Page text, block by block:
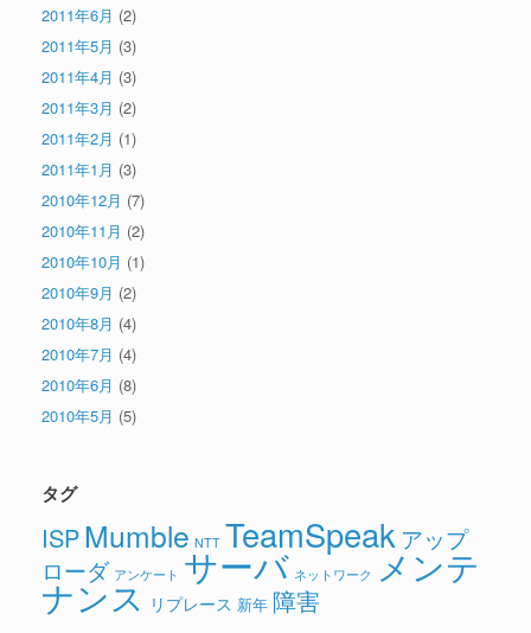
2011年6月 (2)
2011年5月 (3)
2011年4月 (3)
2011年3月 (2)
2011年2月 (1)
2011年1月 (3)
2010年12月 (7)
2010年11月 (2)
2010年10月 (1)
2010年9月 (2)
2010年8月 (4)
2010年7月 (4)
2010年6月 (8)
2010年5月 (5)
タグ
ISPMumble NTT TeamSpeak アップ
ローダ アンケート サーバ ネットワーク メンテ
ナンス リプレース 新年 障害